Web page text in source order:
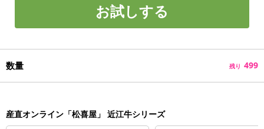
お試しする
数量 残り 499
産直オンライン「松喜屋」 近江牛シリーズ